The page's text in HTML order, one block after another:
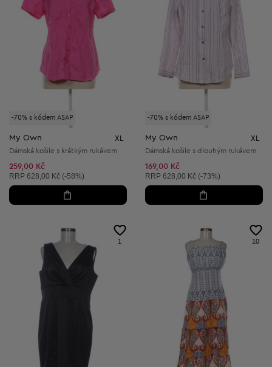
-70% s kódem ASAP
My Own XL
Dámská košile s krátkým rukávem
259,00 Kč
Doporučená cena:
RRP 628,00 Kč (-58%)
-70% s kódem ASAP
My Own XL
Dámská košile s dlouhým rukávem
169,00 Kč
Doporučená cena:
RRP 628,00 Kč (-73%)
1 10